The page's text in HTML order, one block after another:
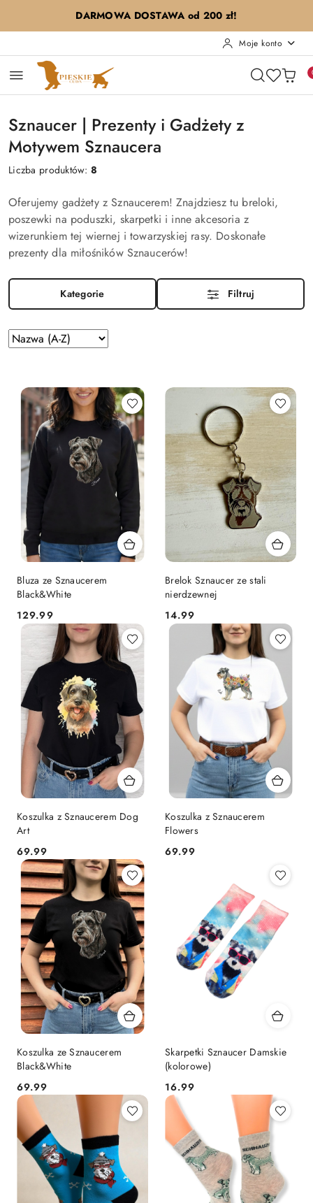
Przejdź do treści głównej
Przejdź do wyszukiwarki
Przejdź do moje konto
Przejdź do menu głównego
Przejdź do stopkiDARMOWA DOSTAWA od 200 zł!
Moje konto
Sznaucer | Prezenty i Gadżety z
Motywem Sznaucera
Liczba produktów:8
Oferujemy gadżety z Sznaucerem! Znajdziesz tu breloki,
poszewki na poduszki, skarpetki i inne akcesoria z
wizerunkiem tej wiernej i towarzyskiej rasy. Doskonałe
prezenty dla miłośników Sznaucerów!
Kategorie Filtruj
Zastosowano
sortowanie:
Sortuj
według
Bluza ze Sznaucerem
Black&White
Cena:
129.99
Brelok Sznaucer ze stali
nierdzewnej
Cena:
14.99
Koszulka z Sznaucerem Dog
Art
Cena:
69.99
Koszulka z Sznaucerem
Flowers
Cena:
69.99
Koszulka ze Sznaucerem
Black&White
Cena:
69.99
Skarpetki Sznaucer Damskie
(kolorowe)
Cena:
16.99